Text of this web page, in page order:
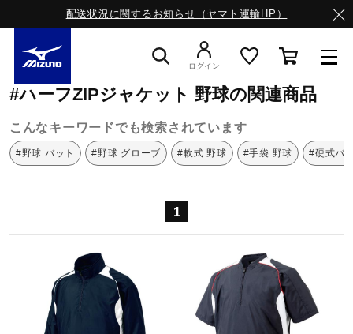
配送状況に関するお知らせ（ヤマト運輸HP）
ライフスタイルウエア
サッカー／フットサル
ログイン
ミズノ公式オンライン ハーフZIPジャケット
#ハーフZIPジャケット 野球の関連商品
こんなキーワードでも検索されています
#野球 バット #野球 グローブ #軟式 野球 #手袋 野球 #硬式バ
1